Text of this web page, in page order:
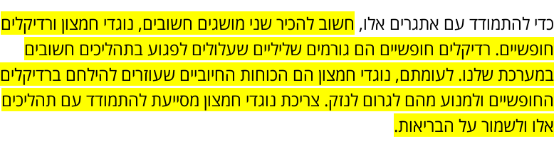
כדי להתמודד עם אתגרים אלו, חשוב להכיר שני מושגים חשובים, נוגדי חמצון ורדיקלים
חופשיים. רדיקלים חופשיים הם גורמים שליליים שעלולים לפגוע בתהליכים חשובים
במערכת שלנו. לעומתם, נוגדי חמצון הם הכוחות החיוביים שעוזרים להילחם ברדיקלים
החופשיים ולמנוע מהם לגרום לנזק. צריכת נוגדי חמצון מסייעת להתמודד עם תהליכים
אלו ולשמור על הבריאות.